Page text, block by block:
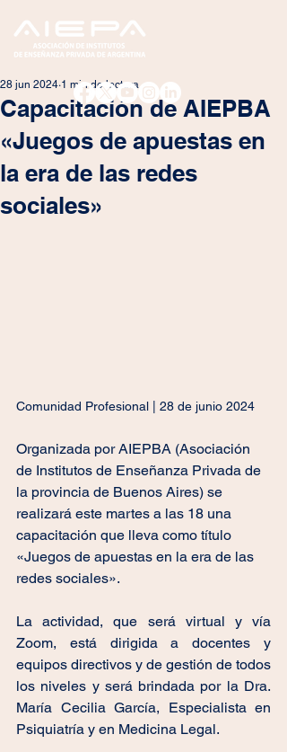
Capacitación de AIEPBA
«Juegos de apuestas en
la era de las redes
sociales»
28 jun 2024 1 min de lectura
Comunidad Profesional | 28 de junio 2024
Organizada por AIEPBA (Asociación
de Institutos de Enseñanza Privada de
la provincia de Buenos Aires) se
realizará este martes a las 18 una
capacitación que lleva como título
«Juegos de apuestas en la era de las
redes sociales».
La actividad, que será virtual y vía
Zoom, está dirigida a docentes y
equipos directivos y de gestión de todos
los niveles y será brindada por la Dra.
María Cecilia García, Especialista en
Psiquiatría y en Medicina Legal.